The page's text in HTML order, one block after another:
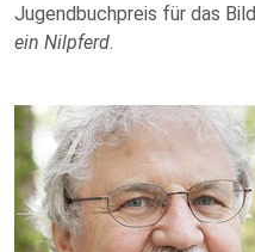
Jugendbuchpreis für das
ein Nilpferd.